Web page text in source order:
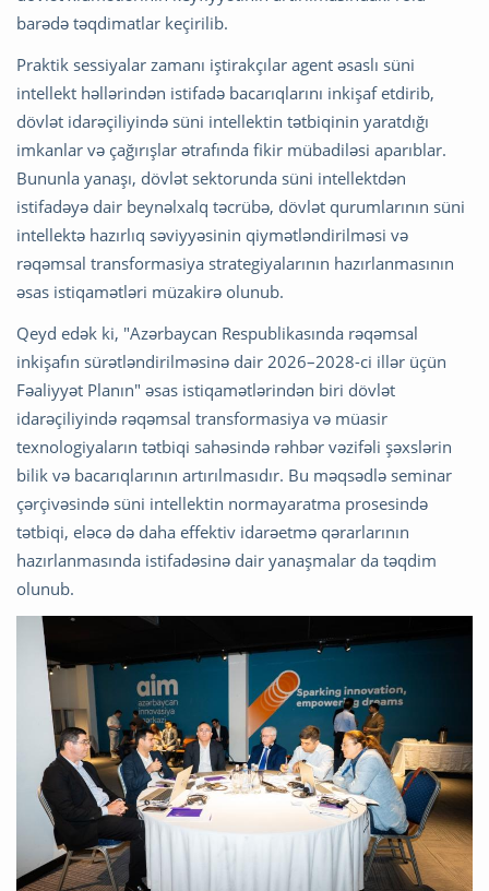
barədə təqdimatlar keçirilib.
Praktik sessiyalar zamanı iştirakçılar agent əsaslı süni
intellekt həllərindən istifadə bacarıqlarını inkişaf etdirib,
dövlət idarəçiliyində süni intellektin tətbiqinin yaratdığı
imkanlar və çağırışlar ətrafında fikir mübadiləsi aparıblar.
Bununla yanaşı, dövlət sektorunda süni intellektdən
istifadəyə dair beynəlxalq təcrübə, dövlət qurumlarının süni
intellektə hazırlıq səviyyəsinin qiymətləndirilməsi və
rəqəmsal transformasiya strategiyalarının hazırlanmasının
əsas istiqamətləri müzakirə olunub.
Qeyd edək ki, "Azərbaycan Respublikasında rəqəmsal
inkişafın sürətləndirilməsinə dair 2026–2028-ci illər üçün
Fəaliyyət Planın" əsas istiqamətlərindən biri dövlət
idarəçiliyində rəqəmsal transformasiya və müasir
texnologiyaların tətbiqi sahəsində rəhbər vəzifəli şəxslərin
bilik və bacarıqlarının artırılmasıdır. Bu məqsədlə seminar
çərçivəsində süni intellektin normayaratma prosesində
tətbiqi, eləcə də daha effektiv idarəetmə qərarlarının
hazırlanmasında istifadəsinə dair yanaşmalar da təqdim
olunub.